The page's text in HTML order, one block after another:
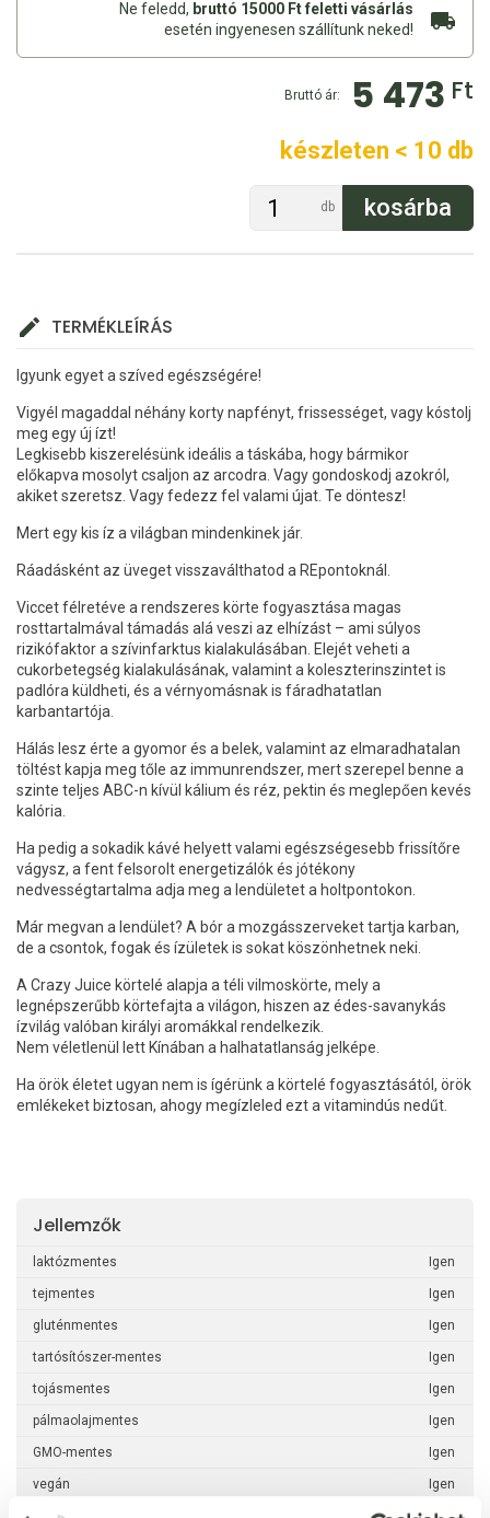
Ne feledd, bruttó 15000 Ft feletti vásárlás
esetén ingyenesen szállítunk neked!
Bruttó ár: 5 473 Ft
készleten < 10 db
db
TERMÉKLEÍRÁS
Igyunk egyet a szíved egészségére!
Vigyél magaddal néhány korty napfényt, frissességet, vagy kóstolj
meg egy új ízt!
Legkisebb kiszerelésünk ideális a táskába, hogy bármikor
előkapva mosolyt csaljon az arcodra. Vagy gondoskodj azokról,
akiket szeretsz. Vagy fedezz fel valami újat. Te döntesz!
Mert egy kis íz a világban mindenkinek jár.
Ráadásként az üveget visszaválthatod a REpontoknál.
Viccet félretéve a rendszeres körte fogyasztása magas
rosttartalmával támadás alá veszi az elhízást – ami súlyos
rizikófaktor a szívinfarktus kialakulásában. Elejét veheti a
cukorbetegség kialakulásának, valamint a koleszterinszintet is
padlóra küldheti, és a vérnyomásnak is fáradhatatlan
karbantartója.
Hálás lesz érte a gyomor és a belek, valamint az elmaradhatalan
töltést kapja meg tőle az immunrendszer, mert szerepel benne a
szinte teljes ABC-n kívül kálium és réz, pektin és meglepően kevés
kalória.
Ha pedig a sokadik kávé helyett valami egészségesebb frissítőre
vágysz, a fent felsorolt energetizálók és jótékony
nedvességtartalma adja meg a lendületet a holtpontokon.
Már megvan a lendület? A bór a mozgásszerveket tartja karban,
de a csontok, fogak és ízületek is sokat köszönhetnek neki.
A Crazy Juice körtelé alapja a téli vilmoskörte, mely a
legnépszerűbb körtefajta a világon, hiszen az édes-savanykás
ízvilág valóban királyi aromákkal rendelkezik.
Nem véletlenül lett Kínában a halhatatlanság jelképe.
Ha örök életet ugyan nem is ígérünk a körtelé fogyasztásától, örök
emlékeket biztosan, ahogy megízleled ezt a vitamindús nedűt.
Jellemzők
laktózmentes Igen
tejmentes Igen
gluténmentes Igen
tartósítószer-mentes Igen
tojásmentes Igen
pálmaolajmentes Igen
GMO-mentes Igen
vegán Igen